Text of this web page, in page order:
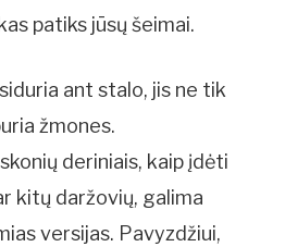
patiks jūsų šeimai.
ant stalo, jis ne tik
žmones.
deriniais, kaip įdėti
kitų daržovių, galima
versijas. Pavyzdžiui,